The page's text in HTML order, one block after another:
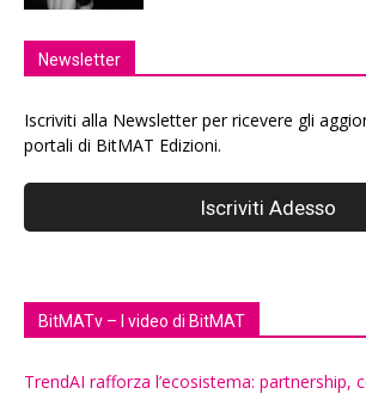
Newsletter
Iscriviti alla Newsletter per ricevere gli
portali di BitMAT Edizioni.
BitMATv – I video di BitMAT
TrendAI rafforza l’ecosistema: partnership,